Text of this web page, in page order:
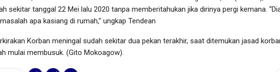
sekitar tanggal 22 Mei lalu 2020 tanpa memberitahukan jika dirinya pergi kemana.
apa kasiang di rumah,” ungkap Tendean
Korban meningal sudah sekitar dua pekan terakhir, saat ditemukan jasad
mulai membusuk. (Gito Mokoagow).